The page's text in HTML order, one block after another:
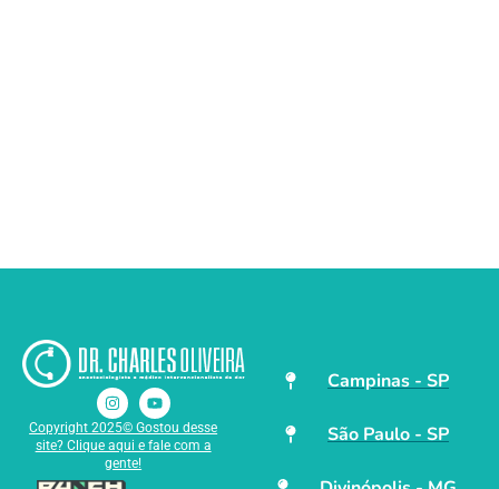
Copyright 2025© Gostou desse
site? Clique aqui e fale com a
gente!
Campinas - SP
São Paulo - SP